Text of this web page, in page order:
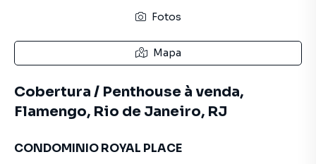
Fotos
Mapa
Cobertura / Penthouse à venda,
Flamengo, Rio de Janeiro, RJ
CONDOMINIO ROYAL PLACE